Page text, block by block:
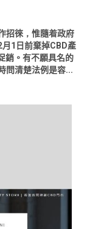
招徠，惟隨着政府
1日前棄掉CBD產
銷。有不願具名的
問清楚法例是容...